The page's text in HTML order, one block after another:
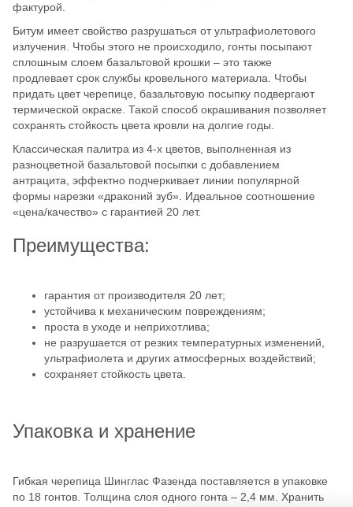
фактурой.
Битум имеет свойство разрушаться от ультрафиолетового
излучения. Чтобы этого не происходило, гонты посыпают
сплошным слоем базальтовой крошки – это также
продлевает срок службы кровельного материала. Чтобы
придать цвет черепице, базальтовую посыпку подвергают
термической окраске. Такой способ окрашивания позволяет
сохранять стойкость цвета кровли на долгие годы.
Классическая палитра из 4-х цветов, выполненная из
разноцветной базальтовой посыпки с добавлением
антрацита, эффектно подчеркивает линии популярной
формы нарезки «драконий зуб». Идеальное соотношение
«цена/качество» с гарантией 20 лет.
Преимущества:
гарантия от производителя 20 лет;
устойчива к механическим повреждениям;
проста в уходе и неприхотлива;
не разрушается от резких температурных изменений,
ультрафиолета и других атмосферных воздействий;
сохраняет стойкость цвета.
Упаковка и хранение
Гибкая черепица Шинглас Фазенда поставляется в упаковке
по 18 гонтов. Толщина слоя одного гонта – 2,4 мм. Хранить